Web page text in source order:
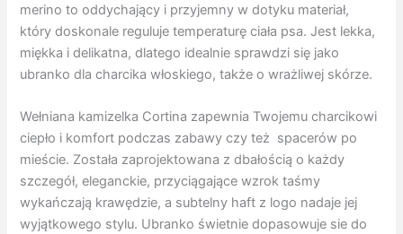
merino to oddychający i przyjemny w dotyku materiał,
który doskonale reguluje temperaturę ciała psa. Jest lekka,
miękka i delikatna, dlatego idealnie sprawdzi się jako
ubranko dla charcika włoskiego, także o wrażliwej skórze.
Wełniana kamizelka Cortina zapewnia Twojemu charcikowi
ciepło i komfort podczas zabawy czy też spacerów po
mieście. Została zaprojektowana z dbałością o każdy
szczegół, eleganckie, przyciągające wzrok taśmy
wykańczają krawędzie, a subtelny haft z logo nadaje jej
wyjątkowego stylu. Ubranko świetnie dopasowuje sie do